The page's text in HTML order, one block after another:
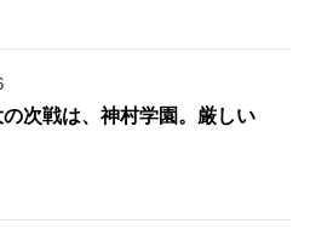
次戦は、神村学園。厳しい